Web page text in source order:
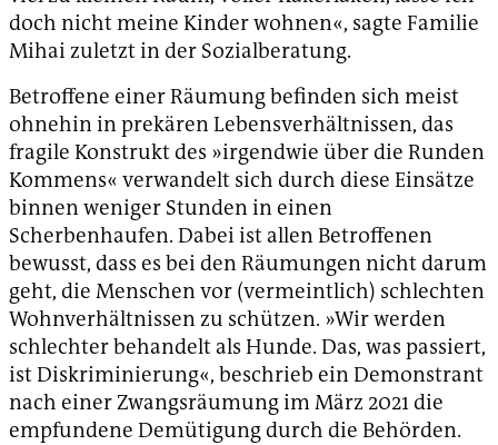
doch nicht meine Kinder wohnen«, sagte Familie
Mihai zuletzt in der Sozialberatung.
Betroffene einer Räumung befinden sich meist
ohnehin in prekären Lebensverhältnissen, das
fragile Konstrukt des »irgendwie über die Runden
Kommens« verwandelt sich durch diese Einsätze
binnen weniger Stunden in einen
Scherbenhaufen. Dabei ist allen Betroffenen
bewusst, dass es bei den Räumungen nicht darum
geht, die Menschen vor (vermeintlich) schlechten
Wohnverhältnissen zu schützen. »Wir werden
schlechter behandelt als Hunde. Das, was passiert,
ist Diskriminierung«, beschrieb ein Demonstrant
nach einer Zwangsräumung im März 2021 die
empfundene Demütigung durch die Behörden.